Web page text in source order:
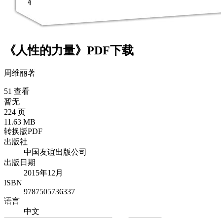
《人性的力量》PDF下载
周维丽著
51 查看
暂无
224 页
11.63 MB
转换版PDF
出版社
中国友谊出版公司
出版日期
2015年12月
ISBN
9787505736337
语言
中文